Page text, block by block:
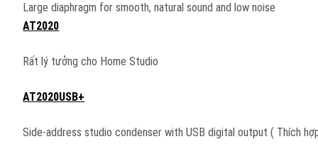
Large diaphragm for smooth, natural sound and low noise
AT2020
Rất lý tưởng cho Home Studio
AT2020USB+
Side-address studio condenser with USB digital output ( Thích